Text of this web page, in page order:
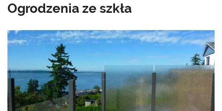
Ogrodzenia ze szkła